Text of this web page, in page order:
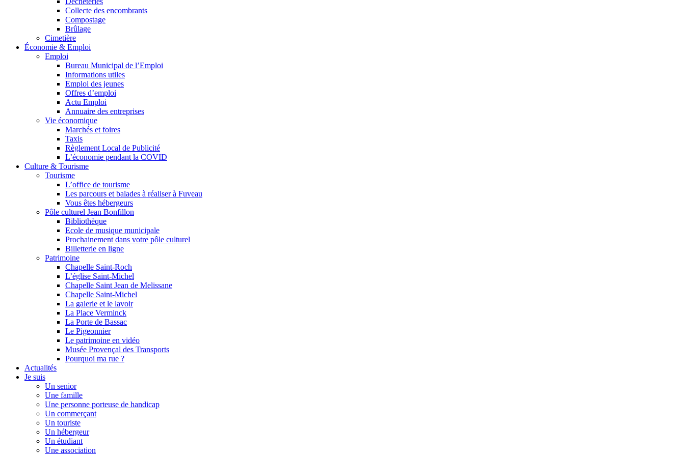
Collecte des encombrants
Compostage
Brûlage
Cimetière
Économie & Emploi
Emploi
Bureau Municipal de l’Emploi
Informations utiles
Emploi des jeunes
Offres d’emploi
Actu Emploi
Annuaire des entreprises
Vie économique
Marchés et foires
Taxis
Règlement Local de Publicité
L’économie pendant la COVID
Culture & Tourisme
Tourisme
L’office de tourisme
Les parcours et balades à réaliser à Fuveau
Vous êtes hébergeurs
Pôle culturel Jean Bonfillon
Bibliothèque
Ecole de musique municipale
Prochainement dans votre pôle culturel
Billetterie en ligne
Patrimoine
Chapelle Saint-Roch
L’église Saint-Michel
Chapelle Saint Jean de Melissane
Chapelle Saint-Michel
La galerie et le lavoir
La Place Verminck
La Porte de Bassac
Le Pigeonnier
Le patrimoine en vidéo
Musée Provençal des Transports
Pourquoi ma rue ?
Actualités
Je suis
Un senior
Une famille
Une personne porteuse de handicap
Un commerçant
Un touriste
Un hébergeur
Un étudiant
Une association